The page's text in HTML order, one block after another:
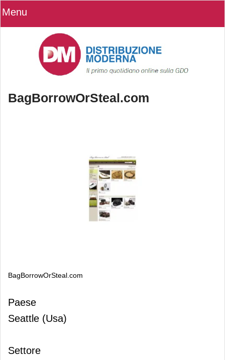
Menu
BagBorrowOrSteal.com
BagBorrowOrSteal.com
BagBorrowOrSteal.com
Paese
Seattle (Usa)
Settore